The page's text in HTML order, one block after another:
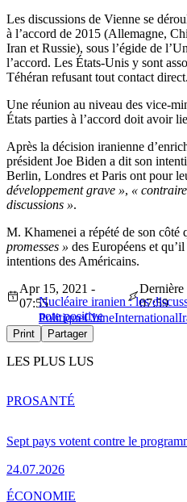
Les discussions de Vienne se
à l’accord de 2015 (Allemagne,
Iran et Russie), sous l’égide de
l’accord. Les États-Unis y sont
Téhéran refusant tout contact direct.
Une réunion au niveau des vice-
États parties à l’accord doit avoir
Après la décision iranienne
président Joe Biden a dit son
Berlin, Londres et Paris ont pour
développement grave », «
discussions ».
M. Khamenei a répété de son côté
promesses » des Européens et
intentions des Américains.
Nucléaire iranien : les
note positive
Apr 15, 2021 -
07:55
Dernière
07:59
PolitiqueChineInternational
Print Partager
LES PLUS LUS
Sept pays votent contre le
24.07.2026
PROSANTÉ
ÉCONOMIE